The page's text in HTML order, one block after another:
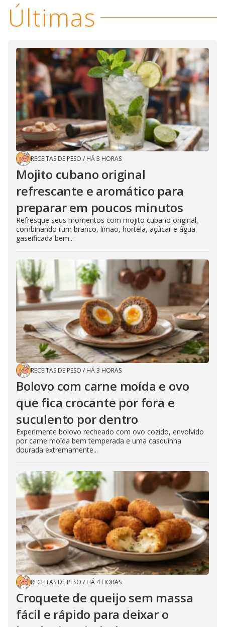
Últimas
RECEITAS DE PESO / HÁ 3 HORAS
Mojito cubano original
refrescante e aromático para
preparar em poucos minutos
Refresque seus momentos com mojito cubano original,
combinando rum branco, limão, hortelã, açúcar e água
gaseificada bem...
RECEITAS DE PESO / HÁ 3 HORAS
Bolovo com carne moída e ovo
que fica crocante por fora e
suculento por dentro
Experimente bolovo recheado com ovo cozido, envolvido
por carne moída bem temperada e uma casquinha
dourada extremamente...
RECEITAS DE PESO / HÁ 4 HORAS
Croquete de queijo sem massa
fácil e rápido para deixar o